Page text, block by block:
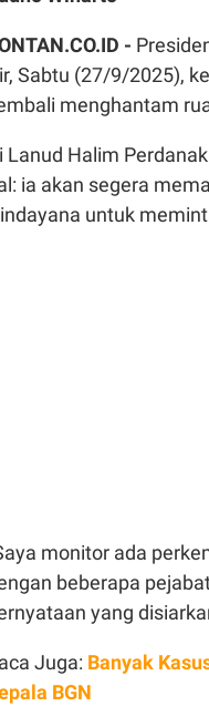
-
Sabtu (27/9/2025),
menghantam
Lanud Halim
ia akan segera
untuk
monitor ada
beberapa
yang
Juga: Banyak
BGN